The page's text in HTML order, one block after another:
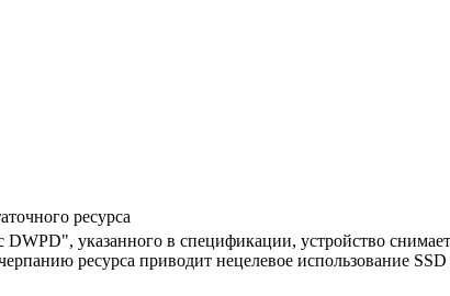
ресурса
указанного в спецификации, устройство
ресурса приводит нецелевое использование